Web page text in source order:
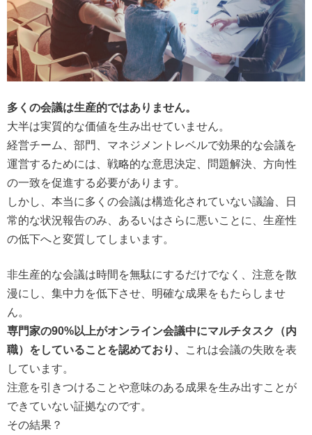
多くの会議は生産的ではありません。
大半は実質的な価値を生み出せていません。
経営チーム、部門、マネジメントレベルで効果的な会議を
運営するためには、戦略的な意思決定、問題解決、方向性
の一致を促進する必要があります。
しかし、本当に多くの会議は構造化されていない議論、日
常的な状況報告のみ、あるいはさらに悪いことに、生産性
の低下へと変質してしまいます。
非生産的な会議は時間を無駄にするだけでなく、注意を散
漫にし、集中力を低下させ、明確な成果をもたらしませ
ん。
専門家の90%以上がオンライン会議中にマルチタスク（内
職）をしていることを認めており、
これは会議の失敗を表
しています。
注意を引きつけることや意味のある成果を生み出すことが
できていない証拠なのです。
その結果？